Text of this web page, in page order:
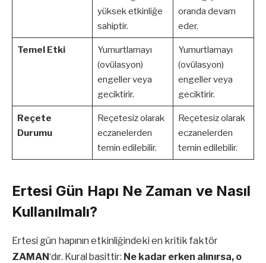
yüksek etkinliğe
sahiptir.
oranda devam
eder.
Temel Etki
Yumurtlamayı
(ovülasyon)
engeller veya
geciktirir.
Yumurtlamayı
(ovülasyon)
engeller veya
geciktirir.
Reçete
Durumu
Reçetesiz olarak
eczanelerden
temin edilebilir.
Reçetesiz olarak
eczanelerden
temin edilebilir.
Ertesi Gün Hapı Ne Zaman ve Nasıl
Kullanılmalı?
Ertesi gün hapının etkinliğindeki en kritik faktör
ZAMAN‘dır. Kural basittir: Ne kadar erken alınırsa, o